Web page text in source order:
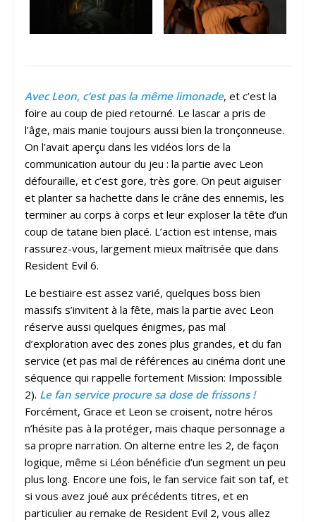
Avec Leon, c’est pas la même limonade, et c’est la
foire au coup de pied retourné. Le lascar a pris de
l’âge, mais manie toujours aussi bien la tronçonneuse.
On l’avait aperçu dans les vidéos lors de la
communication autour du jeu : la partie avec Leon
défouraille, et c’est gore, très gore. On peut aiguiser
et planter sa hachette dans le crâne des ennemis, les
terminer au corps à corps et leur exploser la tête d’un
coup de tatane bien placé. L’action est intense, mais
rassurez-vous, largement mieux maîtrisée que dans
Resident Evil 6.
Le bestiaire est assez varié, quelques boss bien
massifs s’invitent à la fête, mais la partie avec Leon
réserve aussi quelques énigmes, pas mal
d’exploration avec des zones plus grandes, et du fan
service (et pas mal de références au cinéma dont une
séquence qui rappelle fortement Mission: Impossible
2). Le fan service procure sa dose de frissons !
Forcément, Grace et Leon se croisent, notre héros
n’hésite pas à la protéger, mais chaque personnage a
sa propre narration. On alterne entre les 2, de façon
logique, même si Léon bénéficie d’un segment un peu
plus long. Encore une fois, le fan service fait son taf, et
si vous avez joué aux précédents titres, et en
particulier au remake de Resident Evil 2, vous allez